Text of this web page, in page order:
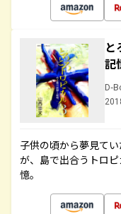
と
記
D-
子供の頃から夢見て
が、島で出合うトロ
憶。